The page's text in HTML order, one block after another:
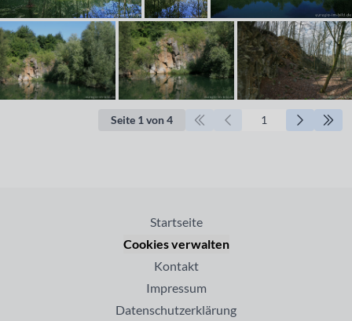
Seite 1 von 4
Startseite
Cookies verwalten
Kontakt
Impressum
Datenschutzerklärung